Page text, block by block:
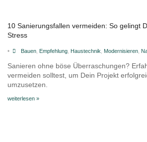
10 Sanierungsfallen vermeiden: So gelingt
Stress
• Bauen, Empfehlung, Haustechnik Modernisieren,
Sanieren ohne böse Überraschungen?
vermeiden solltest, um Dein Projekt
umzusetzen.
weiterlesen »